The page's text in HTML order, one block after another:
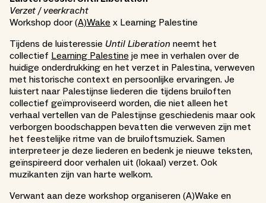
Verzet / veerkracht
Workshop door(A)Wake x Learning Palestine
Tijdens de luisteressie Until Liberation neemt het
collectief Learning Palestine je mee in verhalen over de
huidige onderdrukking en het verzet in Palestina, verweven
met historische context en persoonlijke ervaringen. Je
luistert naar Palestijnse liederen die tijdens bruiloften
collectief geïmproviseerd worden, die niet alleen het
verhaal vertellen van de Palestijnse geschiedenis maar ook
verborgen boodschappen bevatten die verweven zijn met
het feestelijke ritme van de bruiloftsmuziek. Samen
interpreteer je deze liederen en bedenk je nieuwe teksten,
geïnspireerd door verhalen uit (lokaal) verzet. Ook
muzikanten zijn van harte welkom.
Verwant aan deze workshop organiseren (A)Wake en